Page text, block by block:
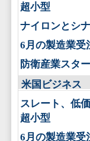
超小型
ナイロンとシ
6月の製造業受
防衛産業スタ
米国ビジネス
スレート、低
超小型
6月の製造業受